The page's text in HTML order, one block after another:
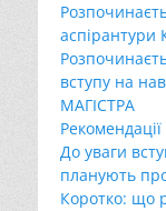
аспірантури
вступу на
МАГІСТРА
До уваги
планують
Коротко: що